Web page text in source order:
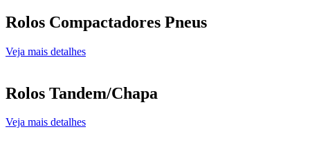
Rolos Compactadores Pneus
Veja mais detalhes
Rolos Tandem/Chapa
Veja mais detalhes